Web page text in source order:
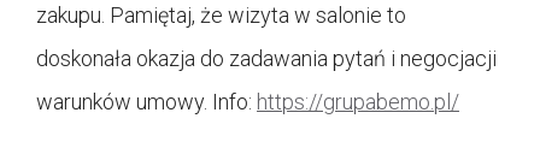
zakupu. Pamiętaj, że wizyta w salonie to
doskonała okazja do zadawania pytań i negocjacji
warunków umowy. Info: https://grupabemo.pl/